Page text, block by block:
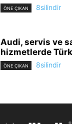
ÖNE ÇIKAN 8silindir
Audi, servis ve
hizmetlerde
ÖNE ÇIKAN 8silindir